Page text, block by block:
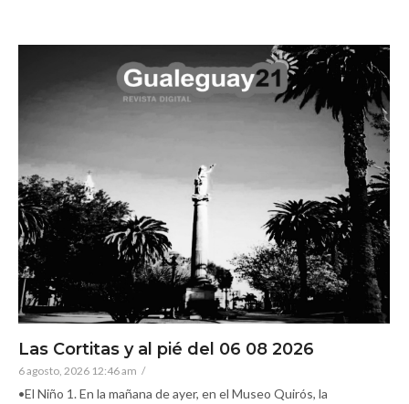
Las Cortitas y al pié del 06 08 2026
6 agosto, 2026 12:46 am /
•El Niño 1. En la mañana de ayer, en el Museo Quirós, la